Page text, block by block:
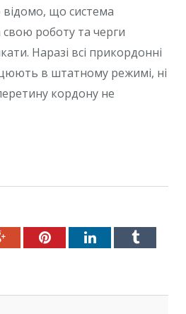
відомо, що система
роботу та черги
Наразі всі прикордонні
в штатному режимі, ні
кордону не
Google+PinterestLinkedInTumblr